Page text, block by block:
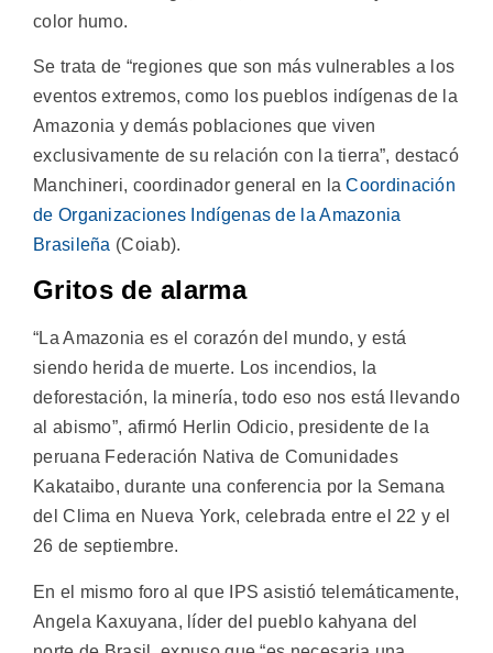
color humo.
Se trata de “regiones que son más vulnerables a los
eventos extremos, como los pueblos indígenas de la
Amazonia y demás poblaciones que viven
exclusivamente de su relación con la tierra”, destacó
Manchineri, coordinador general en laCoordinación
de Organizaciones Indígenas de la Amazonia
Brasileña (Coiab).
Gritos de alarma
“La Amazonia es el corazón del mundo, y está
siendo herida de muerte. Los incendios, la
deforestación, la minería, todo eso nos está llevando
al abismo”, afirmó Herlin Odicio, presidente de la
peruana Federación Nativa de Comunidades
Kakataibo, durante una conferencia por la Semana
del Clima en Nueva York, celebrada entre el 22 y el
26 de septiembre.
En el mismo foro al que IPS asistió telemáticamente,
Angela Kaxuyana, líder del pueblo kahyana del